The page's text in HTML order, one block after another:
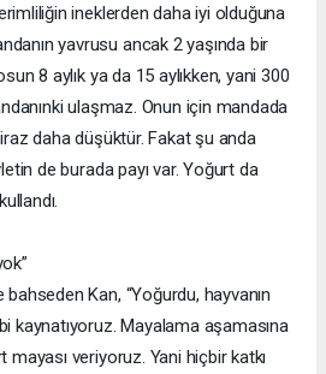
ineklerden daha iyi olduğuna
yavrusu ancak 2 yaşında bir
8 aylık ya da 15 aylıkken, yani 300
ulaşmaz. Onun için mandada
daha düşüktür. Fakat şu anda
de burada payı var. Yoğurt da
Kan, “Yoğurdu, hayvanın
kaynatıyoruz. Mayalama aşamasına
veriyoruz. Yani hiçbir katkı